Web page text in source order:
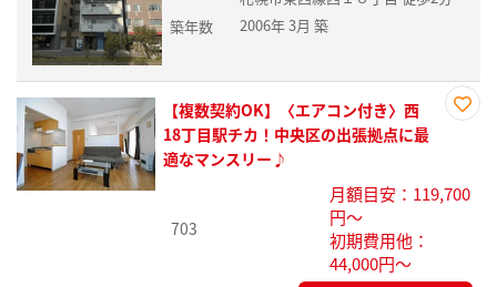
築年数
2006年 3月 築
録
【複数契約OK】〈エアコン付き〉西
18丁目駅チカ！中央区の出張拠点に最
適なマンスリー♪
703
月額目安：119,700
円～
初期費用他：
44,000円～